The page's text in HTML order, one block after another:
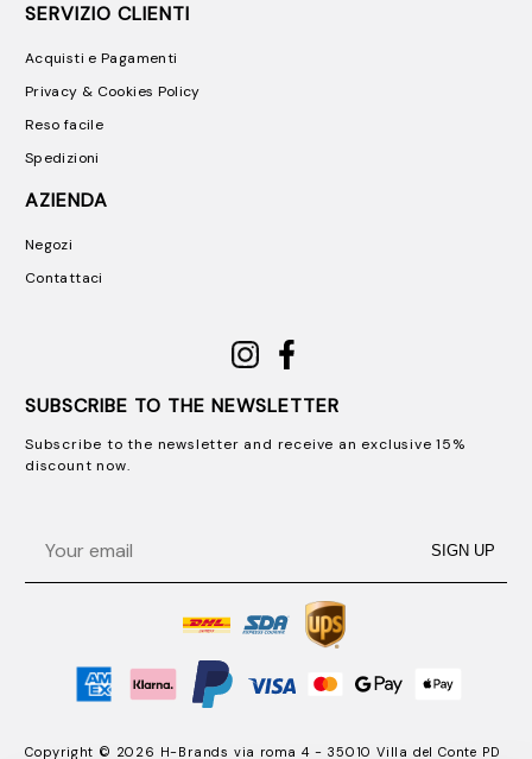
SERVIZIO CLIENTI
Acquisti e Pagamenti
Privacy & Cookies Policy
Reso facile
Spedizioni
AZIENDA
Negozi
Contattaci
SUBSCRIBE TO THE NEWSLETTER
Subscribe to the newsletter and receive an exclusive 15%
discount now.
SIGN UP
Copyright © 2026 H-Brands via roma 4 - 35010 Villa del Conte PD